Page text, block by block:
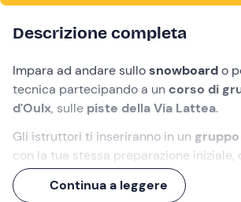
Descrizione completa
Impara ad andare sullosnowboardo
tecnica partecipando a un corso di
d'Oulx, sulle piste della Via Lattea.
Gli istruttori ti inseriranno in un
con la tua stessa preparazione iniziale,
condivideraiavventure sulla neve
aver raggiunto gli obiettivi prefissati.
Continua a leggere